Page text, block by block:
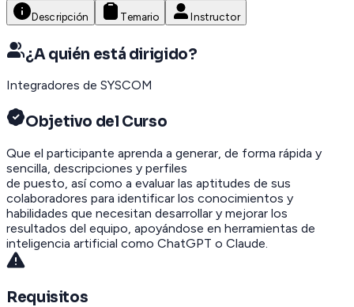
Descripción Temario Instructor
¿A quién está dirigido?
Integradores de SYSCOM
Objetivo del Curso
Que el participante aprenda a generar, de forma rápida y
sencilla, descripciones y perfiles
de puesto, así como a evaluar las aptitudes de sus
colaboradores para identificar los conocimientos y
habilidades que necesitan desarrollar y mejorar los
resultados del equipo, apoyándose en herramientas de
inteligencia artificial como ChatGPT o Claude.
Requisitos